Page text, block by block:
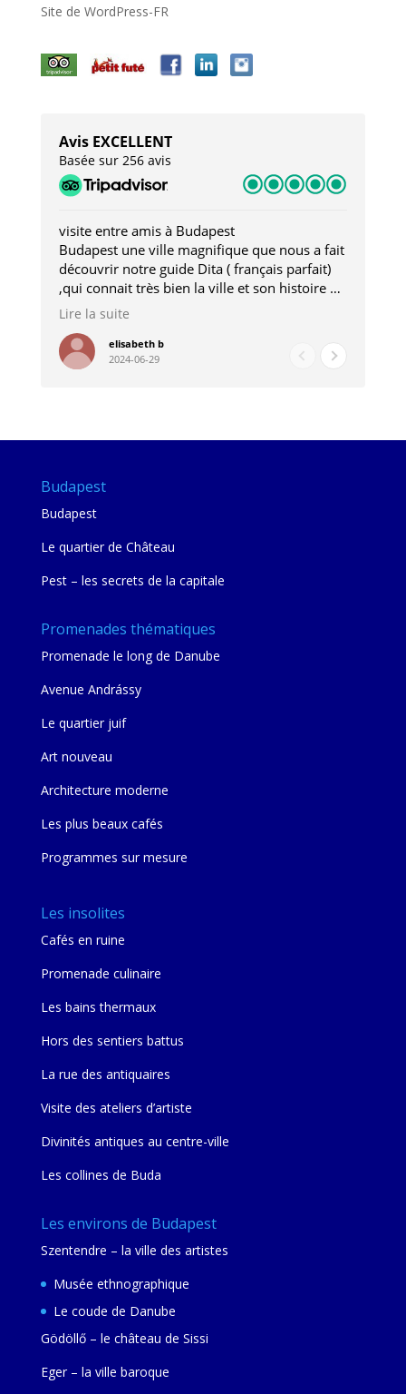
Site de WordPress-FR
Avis EXCELLENT
Basée sur 256 avis
visite entre amis à Budapest
Budapest une ville magnifique que nous a fait
découvrir notre guide Dita ( français parfait)
,qui connait très bien la ville et son histoire et
qui nous a permis d'accéder à des lieux
pour les restaurants . A la fin de notre séjour
nous étions plus avec une amie qu' une guide
Lire la suite
elisabeth b
2024-06-29
Budapest
Budapest
Le quartier de Château
Pest – les secrets de la capitale
Promenades thématiques
Promenade le long de Danube
Avenue Andrássy
Le quartier juif
Art nouveau
Architecture moderne
Les plus beaux cafés
Programmes sur mesure
Les insolites
Cafés en ruine
Promenade culinaire
Les bains thermaux
Hors des sentiers battus
La rue des antiquaires
Visite des ateliers d’artiste
Divinités antiques au centre-ville
Les collines de Buda
Les environs de Budapest
Szentendre – la ville des artistes
Musée ethnographique
Le coude de Danube
Gödöllő – le château de Sissi
Eger – la ville baroque